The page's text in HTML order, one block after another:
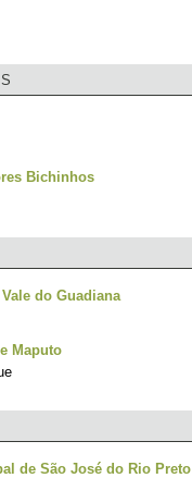
Bichinhos
do Guadiana
Maputo
de São José do Rio Preto